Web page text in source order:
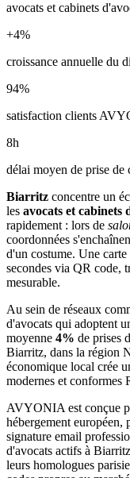
avocats et cabinets
+4%
croissance annuelle du
94%
satisfaction clients
8h
délai moyen de prise
Biarritz concentre un
les avocats et cabinets
rapidement : lors de
coordonnées
d'un costume. Une
secondes via QR code,
mesurable.
Au sein de réseaux
d'avocats qui adoptent
moyenne 4% de prises
Biarritz, dans la région
économique local crée
modernes et conformes
AVYONIA est conçue
hébergement
signature email
d'avocats actifs à Biarritz
leurs homologues